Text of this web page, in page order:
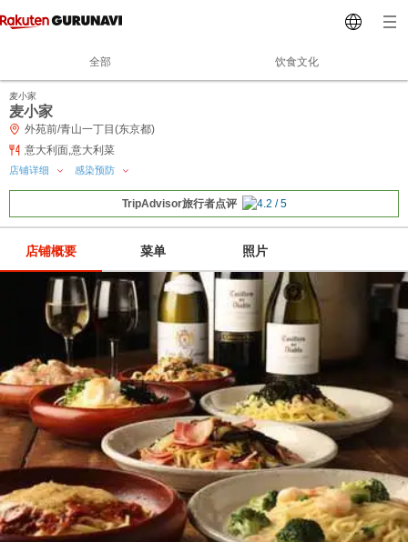
全部 饮食文化
麦小家
麦小家
外苑前/青山一丁目(东京都)
意大利面,意大利菜
店铺详细 感染预防
TripAdvisor旅行者点评
店铺概要 菜单 照片